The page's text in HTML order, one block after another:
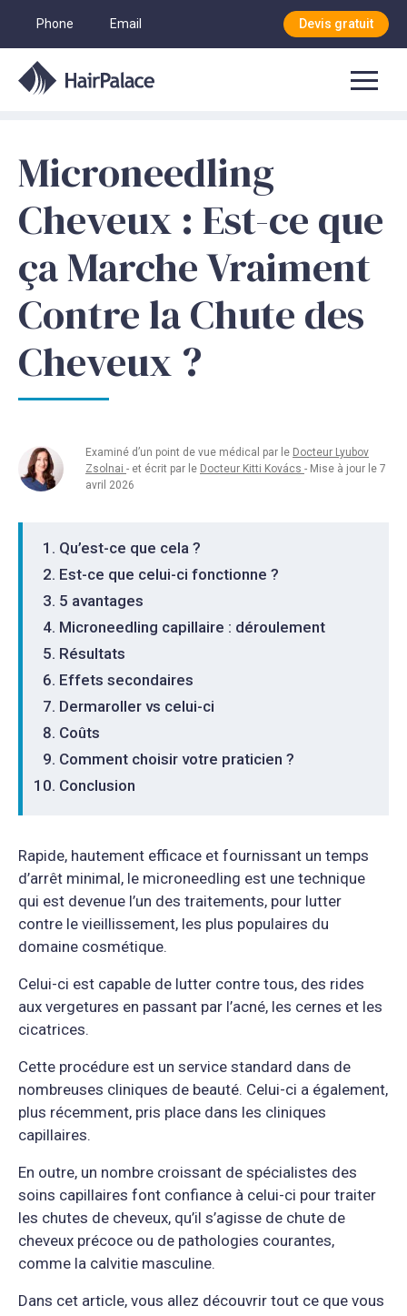
Phone Email Devis gratuit
Microneedling
Cheveux : Est-ce que
ça Marche Vraiment
Contre la Chute des
Cheveux ?
Examiné d’un point de vue médical par le Docteur Lyubov
Zsolnai - et écrit par le Docteur Kitti Kovács - Mise à jour le 7
avril 2026
Qu’est-ce que cela ?
Est-ce que celui-ci fonctionne ?
5 avantages
Microneedling capillaire : déroulement
Résultats
Effets secondaires
Dermaroller vs celui-ci
Coûts
Comment choisir votre praticien ?
Conclusion
Rapide, hautement efficace et fournissant un temps
d’arrêt minimal, le microneedling est une technique
qui est devenue l’un des traitements, pour lutter
contre le vieillissement, les plus populaires du
domaine cosmétique.
Celui-ci est capable de lutter contre tous, des rides
aux vergetures en passant par l’acné, les cernes et les
cicatrices.
Cette procédure est un service standard dans de
nombreuses cliniques de beauté. Celui-ci a également,
plus récemment, pris place dans les cliniques
capillaires.
En outre, un nombre croissant de spécialistes des
soins capillaires font confiance à celui-ci pour traiter
les chutes de cheveux, qu’il s’agisse de chute de
cheveux précoce ou de pathologies courantes,
comme la calvitie masculine.
Dans cet article, vous allez découvrir tout ce que vous